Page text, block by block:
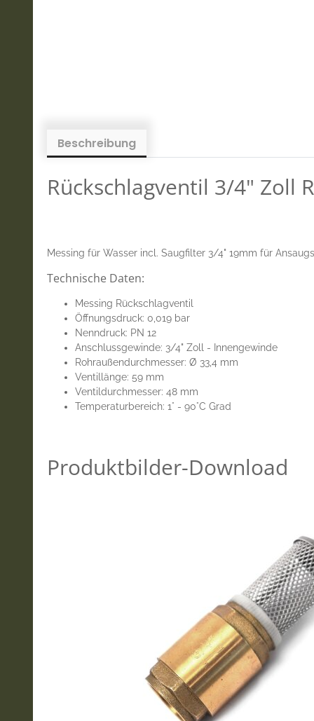
Beschreibung
Rückschlagventil 3/4" Zoll
Messing für Wasser incl. Saugfilter 3/4" 19mm für
Technische Daten:
Messing Rückschlagventil
Öffnungsdruck: 0,019 bar
Nenndruck: PN 12
Anschlussgewinde: 3/4" Zoll - Innengewinde
Rohraußendurchmesser: Ø 33,4 mm
Ventillänge: 59 mm
Ventildurchmesser: 48 mm
Temperaturbereich: 1° - 90°C Grad
Produktbilder-Download